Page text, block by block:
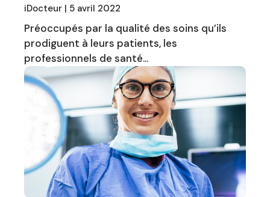
iDocteur | 5 avril 2022
Préoccupés par la qualité des soins qu’ils
prodiguent à leurs patients, les
professionnels de santé…